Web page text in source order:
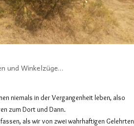
und Winkelzüge…
niemals in der Vergangenheit leben, also
zum Dort und Dann.
als wir von zwei wahrhaftigen Gelehrten